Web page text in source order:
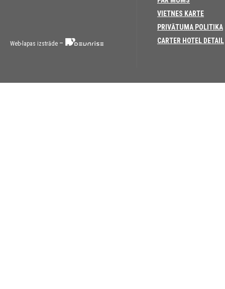
Web-lapas izstrāde –
VIETNES KARTE
PRIVĀTUMA POLITIKA
CARTER HOTEL DETAIL